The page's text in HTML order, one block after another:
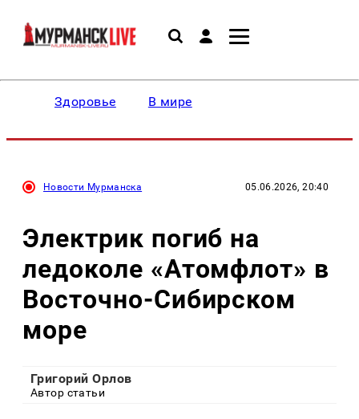
Здоровье В мире
Новости Мурманска 05.06.2026, 20:40
Электрик погиб на
ледоколе «Атомфлот» в
Восточно-Сибирском
море
Григорий Орлов
Автор статьи